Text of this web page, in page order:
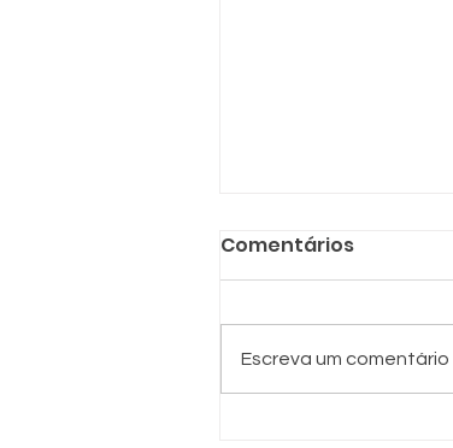
SRB e SPC
Comentários
Escreva um comentário